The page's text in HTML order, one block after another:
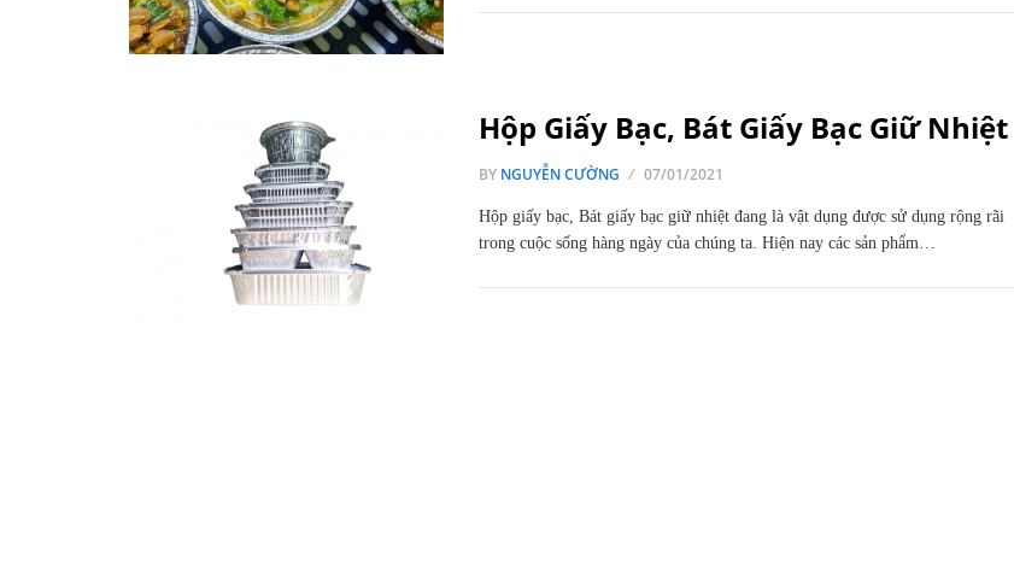
Hộp Giấy Bạc, Bát Giấy Bạc Giữ Nhiệt
BY NGUYỄN CƯỜNG 07/01/2021
Hộp giấy bạc, Bát giấy bạc giữ nhiệt đang là vật dụng được sử dụng rộng rãi
trong cuộc sống hàng ngày của chúng ta. Hiện nay các sản phẩm…